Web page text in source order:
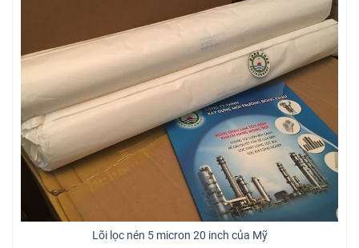
Lõi lọc nén 5 micron 20 inch của Mỹ